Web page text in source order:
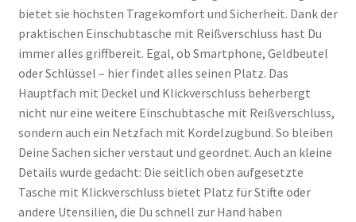
bietet sie höchsten Tragekomfort und Sicherheit. Dank der
praktischen Einschubtasche mit Reißverschluss hast Du
immer alles griffbereit. Egal, ob Smartphone, Geldbeutel
oder Schlüssel – hier findet alles seinen Platz. Das
Hauptfach mit Deckel und Klickverschluss beherbergt
nicht nur eine weitere Einschubtasche mit Reißverschluss,
sondern auch ein Netzfach mit Kordelzugbund. So bleiben
Deine Sachen sicher verstaut und geordnet. Auch an kleine
Details wurde gedacht: Die seitlich oben aufgesetzte
Tasche mit Klickverschluss bietet Platz für Stifte oder
andere Utensilien, die Du schnell zur Hand haben